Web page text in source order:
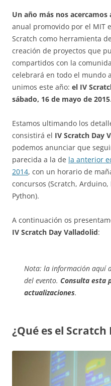
Un año más nos acercamos
anual promovido por el MIT
Scratch como herramienta
creación de proyectos que
compartidos con la
celebrará en todo el mundo
unimos este año: el IV
sábado, 16 de mayo de 2015.
Estamos ultimando los
consistirá el IV Scratch Day
podemos anunciar que
parecida a la de la anterior
2014, con un horario de
concursos (Scratch, Arduino,
Python).
A continuación os
IV Scratch Day Valladolid:
Nota: la información aquí
del evento. Consulta esta
actualizaciones.
¿Qué es el Scratch